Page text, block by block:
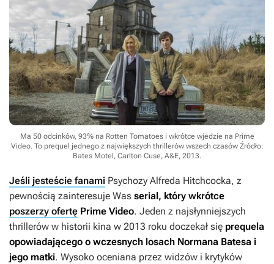
Ma 50 odcinków, 93% na Rotten Tomatoes i wkrótce wjedzie na Prime
Video. To prequel jednego z największych thrillerów wszech czasów Źródło:
Bates Motel, Carlton Cuse, A&E, 2013.
Jeśli jesteście fanami Psychozy Alfreda Hitchcocka, z
pewnością zainteresuje Was serial, który wkrótce
poszerzy ofertę Prime Video. Jeden z najsłynniejszych
thrillerów w historii kina w 2013 roku doczekał się prequela
opowiadającego o wczesnych losach Normana Batesa i
jego matki. Wysoko oceniana przez widzów i krytyków